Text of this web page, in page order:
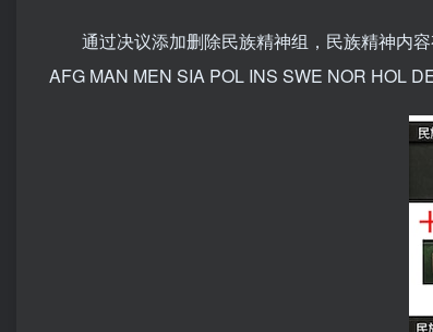
通过决议添加删除民族精神组，民族精神内
AFG MAN MEN SIA POL INS SWE NOR HOL